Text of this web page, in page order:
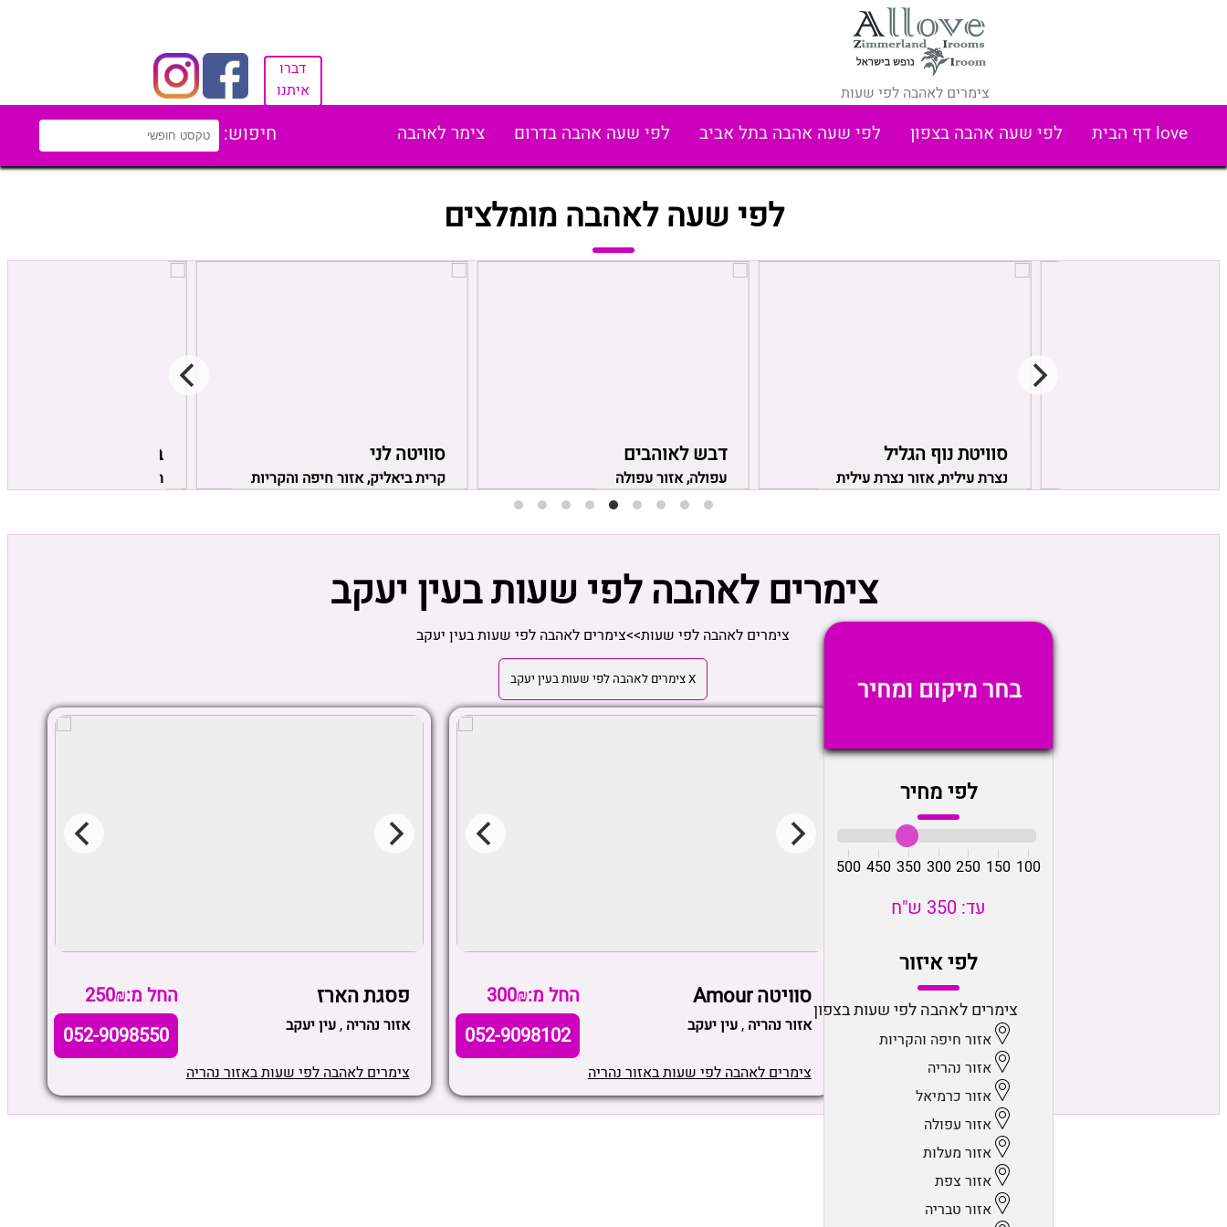
צימרים לאהבה לפי שעות
דברו
איתנו
love דף הבית לפי שעה אהבה בצפון לפי שעה אהבה בתל אביב לפי שעה אהבה בדרום צימר לאהבה חיפוש:
לפי שעה לאהבה מומלצים
בוגרשוב סוויט
תל אביב, אזור תל אביב
סוויטה לני
קרית ביאליק, אזור חיפה והקריות
דבש לאוהבים
עפולה, אזור עפולה
סוויטת נוף הגליל
נצרת עילית, אזור נצרת עילית
בחר מיקום ומחיר
לפי מחיר
100
150
250
300
350
450
500
עד: 350 ש"ח
לפי איזור
צימרים לאהבה לפי שעות בצפון
אזור חיפה והקריות
אזור נהריה
אזור כרמיאל
אזור עפולה
אזור מעלות
אזור צפת
אזור טבריה
צימרים לאהבה לפי שעות בעין יעקב
צימרים לאהבה לפי שעות>>צימרים לאהבה לפי שעות בעין יעקב
X צימרים לאהבה לפי שעות בעין יעקב
סוויטה Amour החל מ:300₪
אזור נהריה ,עין יעקב 052-9098102
צימרים לאהבה לפי שעות באזור נהריה
פסגת הארז החל מ:250₪
אזור נהריה ,עין יעקב 052-9098550
צימרים לאהבה לפי שעות באזור נהריה